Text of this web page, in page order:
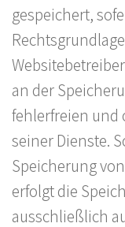
gespeichert,
an der
fehlerfreien und
seiner Dienste.
Speicherung
erfolgt die
ausschließlich